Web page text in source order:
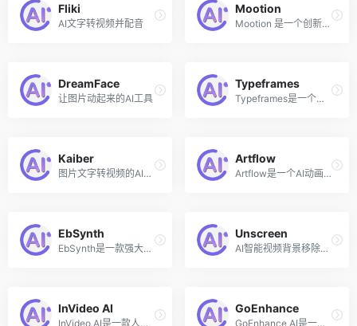
Fliki
AI文字转视频并配音
Mootion
Mootion 是一个创新的AI原生3D创作平台，利用人工智能技术来简化和加速3D动画的制作过程。该平台提供了多种AI工具和服务，使得用户能够以简单高效的方式创作和编辑3D动画内容。
DreamFace
让图片动起来的AI工具
Typeframes
Typeframes是一个创新的AI在线视频创作平台，允许用户通过简单的文本输入来快速生成专业的产品介绍视频。该工具的核心优势在于它的便捷性和易用性，无需掌握复杂的视频编辑软件，即使是没有视频制作经验的用户也能够利用人工智能轻松创建出高质量的视频内容，将文本转变为引人入胜的产品视频。
Kaiber
图片文字转视频的AI引擎
Artflow
Artflow是一个AI动画创建工具，可以帮助你毫不费力地将创意转化为动画故事，让创意源源不断。Artflow允许你使用人工智能生成的素材，用原创角色创建自己独特的动画故事。
EbSynth
EbSynth是一款强大的AI视频工具，可以帮助用户将现实场景的视频转化为丰富多彩的油画风格动画视频，目前该工具在免费Beta测试中，支持Windows和Mac平台。
Unscreen
AI智能视频背景移除工具
InVideo AI
InVideo AI是一款人工智能视频创作和剪辑工具，能够根据用户输入的文本自动生成视频内容。用户只需提供视频的主题或脚本，InVideo AI便可以利用其AI技术生成包含视频脚本、配音、图片、字幕和背景音乐的完整视频。
GoEnhance
GoEnhance AI是一款AI驱动的图像和视频编辑工具，专注于视频风格转换、图像增强和放大。利用先进的人工智能技术，GoEnhance AI能够提升视频和图片的质量，添加细节，减少模糊和像素化。